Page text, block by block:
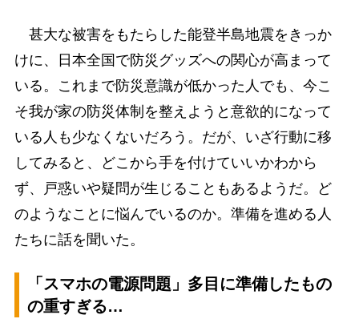
甚大な被害をもたらした能登半島地震をきっか
けに、日本全国で防災グッズへの関心が高まって
いる。これまで防災意識が低かった人でも、今こ
そ我が家の防災体制を整えようと意欲的になって
いる人も少なくないだろう。だが、いざ行動に移
してみると、どこから手を付けていいかわから
ず、戸惑いや疑問が生じることもあるようだ。ど
のようなことに悩んでいるのか。準備を進める人
たちに話を聞いた。
「スマホの電源問題」多目に準備したもの
の重すぎる…